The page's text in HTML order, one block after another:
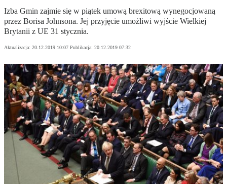
Izba Gmin zajmie się w piątek umową brexitową wynegocjowaną
przez Borisa Johnsona. Jej przyjęcie umożliwi wyjście Wielkiej
Brytanii z UE 31 stycznia.
Aktualizacja: 20.12.2019 10:07 Publikacja: 20.12.2019 07:32